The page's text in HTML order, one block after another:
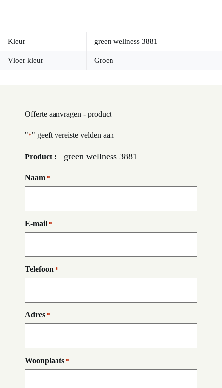
Kleur green wellness 3881
Vloer kleur Groen
Offerte aanvragen - product
"*" geeft vereiste velden aan
Product : green wellness 3881
Naam *
E-mail *
Telefoon *
Adres *
Woonplaats *